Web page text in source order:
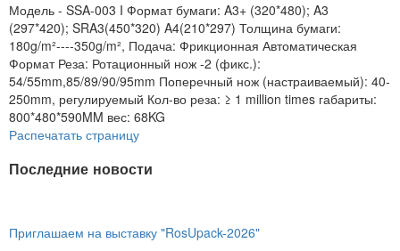
Модель - SSA-003 I Формат бумаги: A3+ (320*480); A3
(297*420); SRA3(450*320) A4(210*297) Толщина бумаги:
180g/m²----350g/m², Подача: Фрикционная Автоматическая
Формат Реза: Ротационный нож -2 (фикс.):
54/55mm,85/89/90/95mm Поперечный нож (настраиваемый): 40-
250mm, регулируемый Кол-во реза: ≥ 1 million times габариты:
800*480*590MM вес: 68KG
Распечатать страницу
Последние новости
Приглашаем на выставку "RosUpack-2026"